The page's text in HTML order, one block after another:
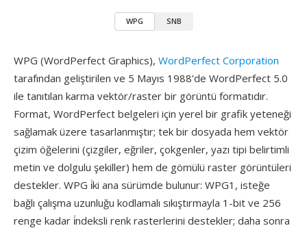
WPG SNB
WPG (WordPerfect Graphics), WordPerfect Corporation
tarafından geliştirilen ve 5 Mayıs 1988'de WordPerfect 5.0
ile tanıtılan karma vektör/raster bir görüntü formatıdır.
Format, WordPerfect belgeleri için yerel bir grafik yeteneği
sağlamak üzere tasarlanmıştır; tek bir dosyada hem vektör
çizim öğelerini (çizgiler, eğriler, çokgenler, yazı tipi belirtimli
metin ve dolgulu şekiller) hem de gömülü raster görüntüleri
destekler. WPG i̇ki ana sürümde bulunur: WPG1, isteğe
bağlı çalışma uzunluğu kodlamalı sıkıştırmayla 1-bit ve 256
renge kadar i̇ndeksli renk rasterlerini destekler; daha sonra